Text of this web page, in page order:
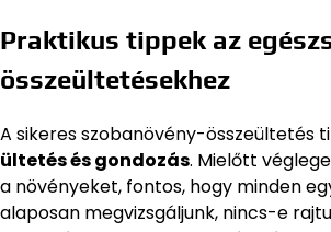
Praktikus tippek az
összeültetésekhez
A sikeres szobanövény-összeültetés
ültetés és gondozás. Mielőtt
a növényeket, fontos, hogy minden
alaposan megvizsgáljunk, nincs-e